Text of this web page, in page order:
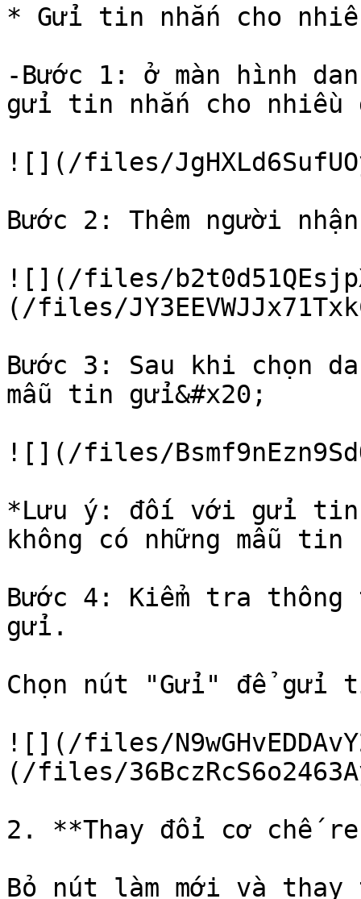
* Gửi tin nhắn cho
-Bước 1: ở màn hình
gửi tin nhắn cho nhiều
![](/files/
Bước 2: Thêm người
![](/files/
(/files/
Bước 3: Sau khi chọn
mẫu tin gửi&#x20;
![](/files/
*Lưu ý: đối với gửi tin
không có những mẫu
Bước 4: Kiểm tra
gửi.
Chọn nút "Gửi" để gửi
![](/files/
(/files/
2. **Thay đổi cơ chế
Bỏ nút làm mới và thay